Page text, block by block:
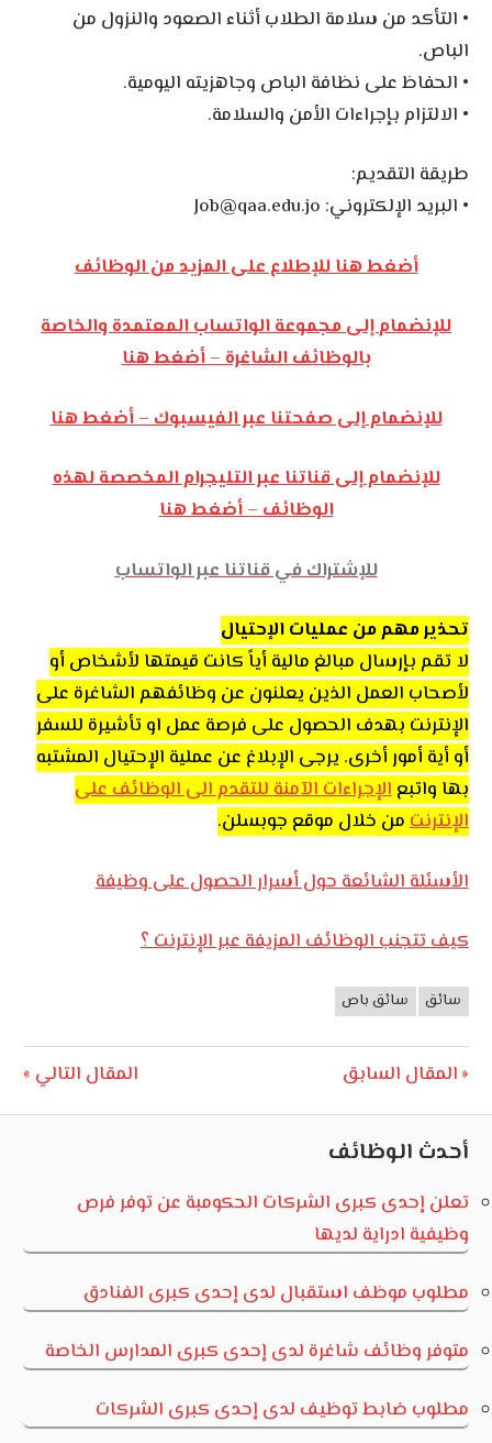
• التأكد من سلامة الطلاب أثناء الصعود والنزول من
الباص.
• الحفاظ على نظافة الباص وجاهزيته اليومية.
• الالتزام بإجراءات الأمن والسلامة.
طريقة التقديم:
• البريد الإلكتروني: Job@qaa.edu.jo
أضغط هنا للإطلاع على المزيد من الوظائف
للإنضمام إلى مجموعة الواتساب المعتمدة والخاصة
بالوظائف الشاغرة – أضغط هنا
للإنضمام إلى صفحتنا عبر الفيسبوك – أضغط هنا
للإنضمام إلى قناتنا عبر التليجرام المخصصة لهذه
الوظائف – أضغط هنا
للإشتراك في قناتنا عبر الواتساب
تحذير مهم من عمليات الإحتيال
لا تقم بإرسال مبالغ مالية أياً كانت قيمتها لأشخاص أو
لأصحاب العمل الذين يعلنون عن وظائفهم الشاغرة على
الإنترنت بهدف الحصول على فرصة عمل او تأشيرة للسفر
أو أية أمور أخرى. يرجى الإبلاغ عن عملية الإحتيال المشتبه
بها واتبعالإجراءات الآمنة للتقدم الى الوظائف على
الإنترنتمن خلال موقع جوبسلن.
الأسئلة الشائعة حول أسرار الحصول على وظيفة
كيف تتجنب الوظائف المزيفة عبر الإنترنت ؟
وظائف
سائق سائق باص
تصفّح
المقالات
Previous
المقال السابق
Next
المقال التالي
أحدث الوظائف
تعلن إحدى كبرى الشركات الحكومبة عن توفر فرص
وظيفية ادراية لديها
مطلوب موظف استقبال لدى إحدى كبرى الفنادق
متوفر وظائف شاغرة لدى إحدى كبرى المدارس الخاصة
مطلوب ضابط توظيف لدى إحدى كبرى الشركات